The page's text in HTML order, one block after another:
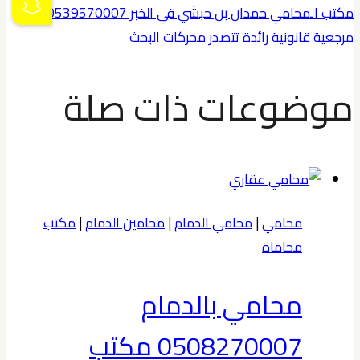
مكتب المحامي حمدان بن حبشي في الخبر 0539570007
مرجعية قانونية رائدة تتصدر محركات البحث
موضوعات ذات صلة
محامي|محامي الدمام|محامين الدمام|مكتب
محاماة
محامي بالدمام
0508270007 مكتب